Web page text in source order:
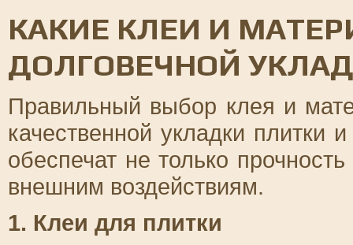
КАКИЕ КЛЕИ И
ДОЛГОВЕЧНОЙ
Правильный выбор клея и
качественной укладки плитки
обеспечат не только
внешним воздействиям.
1. Клеи для плитки